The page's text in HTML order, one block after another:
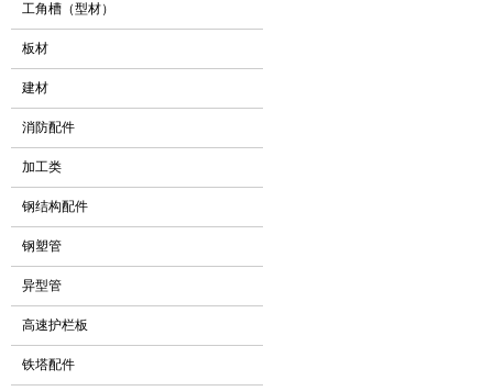
工角槽（型材）
板材
建材
消防配件
加工类
钢结构配件
钢塑管
异型管
高速护栏板
铁塔配件